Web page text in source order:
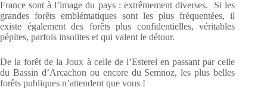
France sont à l’image du pays : extrêmement diverses. Si les
grandes forêts emblématiques sont les plus fréquentées, il
existe également des forêts plus confidentielles, véritables
pépites, parfois insolites et qui valent le détour.
De la forêt de la Joux à celle de l’Esterel en passant par celle
du Bassin d’Arcachon ou encore du Semnoz, les plus belles
forêts publiques n’attendent que vous !